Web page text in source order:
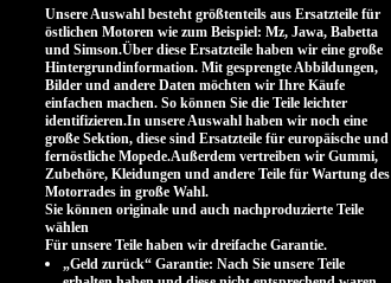
Unsere Auswahl besteht größtenteils aus Ersatzteile für
östlichen Motoren wie zum Beispiel: Mz, Jawa, Babetta
und Simson.Über diese Ersatzteile haben wir eine große
Hintergrundinformation. Mit gesprengte Abbildungen,
Bilder und andere Daten möchten wir Ihre Käufe
einfachen machen. So können Sie die Teile leichter
identifizieren.In unsere Auswahl haben wir noch eine
große Sektion, diese sind Ersatzteile für europäische und
fernöstliche Mopede.Außerdem vertreiben wir Gummi,
Zubehöre, Kleidungen und andere Teile für Wartung des
Motorrades in große Wahl.
Sie können originale und auch nachproduzierte Teile
wählen
Für unsere Teile haben wir dreifache Garantie.
„Geld zurück“ Garantie: Nach Sie unsere Teile